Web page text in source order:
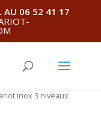
AU 06 52 41 17
inox 3 niveaux